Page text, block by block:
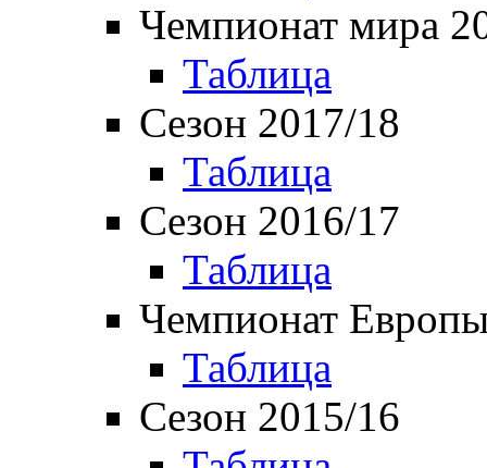
Чемпионат мира
Таблица
Сезон 2017/18
Таблица
Сезон 2016/17
Таблица
Чемпионат
Таблица
Сезон 2015/16